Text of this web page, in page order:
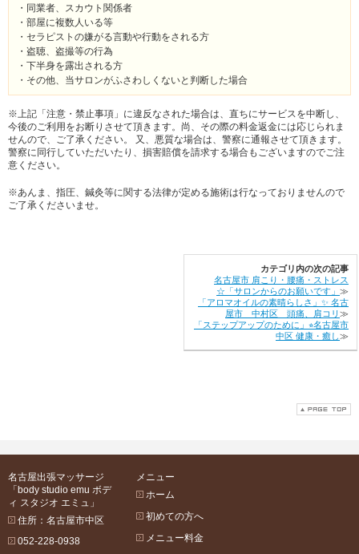
・同業者、スカウト関係者
・部屋に複数人いる等
・セラピストの嫌がる言動や行動をされる方
・盗聴、盗撮等の行為
・下半身を露出される方
・その他、当サロンがふさわしくないと判断した場合
※上記「注意・禁止事項」に違反なされた場合は、直ちにサービスを中断し、
今後のご利用をお断りさせて頂きます。尚、その際の料金返金には応じられま
せんので、ご了承ください。 又、悪質な場合は、警察に通報させて頂きます。
警察に同行していただいたり、損害賠償を請求する場合もございますのでご注
意ください。
※あんま、指圧、鍼灸等に関する法律が定める施術は行なっておりませんので
ご了承くださいませ。
カテゴリ内の次の記事
名古屋市 肩こり・腰痛・ストレス
☆「サロンからのお願いです」 ≫
「アロマオイルの素晴らしさ」✨ 名古
屋市 中村区 頭痛、肩コリ ≫
「ステップアップのために」⭐︎名古屋市
中区 健康・癒し≫
名古屋出張マッサージ
「body studio emu ボデ
ィ スタジオ エミュ」
住所：名古屋市中区
052-228-0938
メニュー
ホーム
初めての方へ
メニュー料金